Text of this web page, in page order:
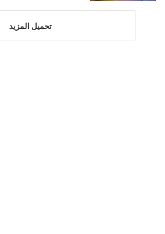
تحميل المزيد